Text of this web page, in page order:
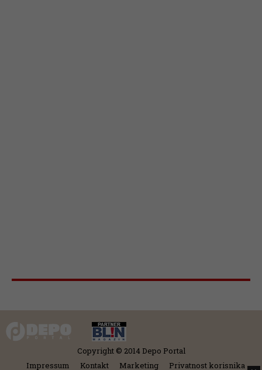
Copyright © 2014 Depo Portal
Impressum
Kontakt Marketing Privatnost korisnika